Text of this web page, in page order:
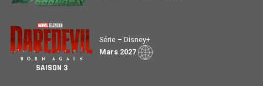
SAISON 3
Série – Disney+
Mars 2027